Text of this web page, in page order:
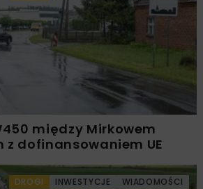
między Mirkowem
z dofinansowaniem UE
DROGI INWESTYCJE WIADOMOŚCI